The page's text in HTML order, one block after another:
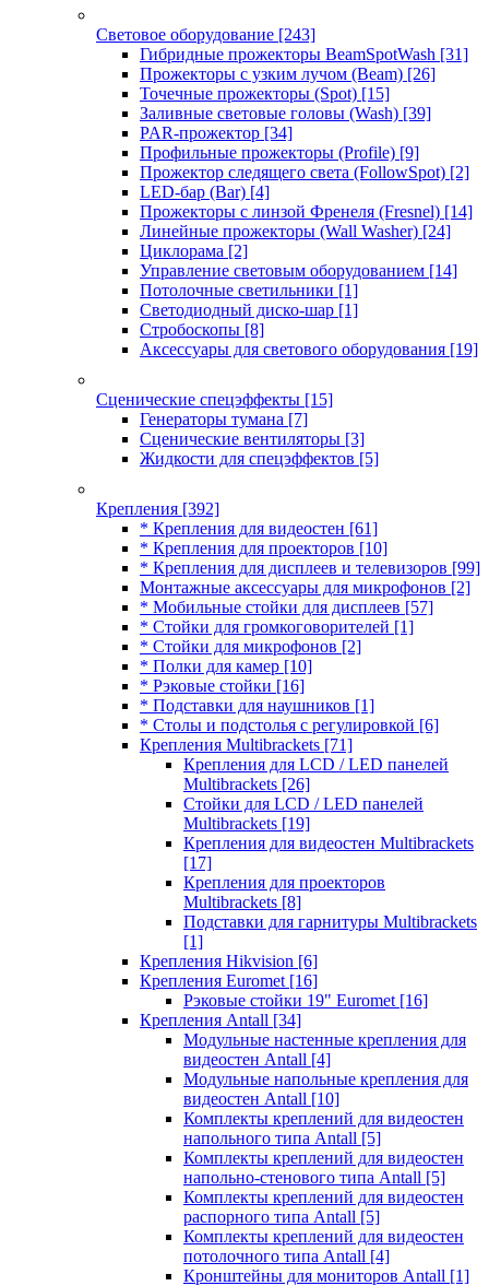
Световое оборудование [243]
Гибридные прожекторы BeamSpotWash [31]
Прожекторы с узким лучом (Beam) [26]
Точечные прожекторы (Spot) [15]
Заливные световые головы (Wash) [39]
PAR-прожектор [34]
Профильные прожекторы (Profile) [9]
Прожектор следящего света (FollowSpot) [2]
LED-бар (Bar) [4]
Прожекторы с линзой Френеля (Fresnel) [14]
Линейные прожекторы (Wall Washer) [24]
Циклорама [2]
Управление световым оборудованием [14]
Потолочные светильники [1]
Светодиодный диско-шар [1]
Стробоскопы [8]
Аксессуары для светового оборудования [19]
Сценические спецэффекты [15]
Генераторы тумана [7]
Сценические вентиляторы [3]
Жидкости для спецэффектов [5]
Крепления [392]
* Крепления для видеостен [61]
* Крепления для проекторов [10]
* Крепления для дисплеев и телевизоров [99]
Монтажные аксессуары для микрофонов [2]
* Мобильные стойки для дисплеев [57]
* Стойки для громкоговорителей [1]
* Стойки для микрофонов [2]
* Полки для камер [10]
* Рэковые стойки [16]
* Подставки для наушников [1]
* Столы и подстолья с регулировкой [6]
Крепления Multibrackets [71]
Крепления для LCD / LED панелей
Multibrackets [26]
Стойки для LCD / LED панелей
Multibrackets [19]
Крепления для видеостен Multibrackets
[17]
Крепления для проекторов
Multibrackets [8]
Подставки для гарнитуры Multibrackets
[1]
Крепления Hikvision [6]
Крепления Euromet [16]
Рэковые стойки 19" Euromet [16]
Крепления Antall [34]
Модульные настенные крепления для
видеостен Antall [4]
Модульные напольные крепления для
видеостен Antall [10]
Комплекты креплений для видеостен
напольного типа Antall [5]
Комплекты креплений для видеостен
напольно-стенового типа Antall [5]
Комплекты креплений для видеостен
распорного типа Antall [5]
Комплекты креплений для видеостен
потолочного типа Antall [4]
Кронштейны для мониторов Antall [1]